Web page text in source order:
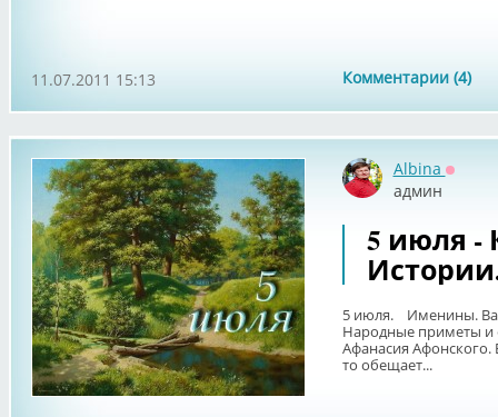
Комментарии (4)
11.07.2011 15:13
Albina
админ
5 июля -
5 июля. Именины.
Народные приметы и
Афанасия Афонского.
то обещает...